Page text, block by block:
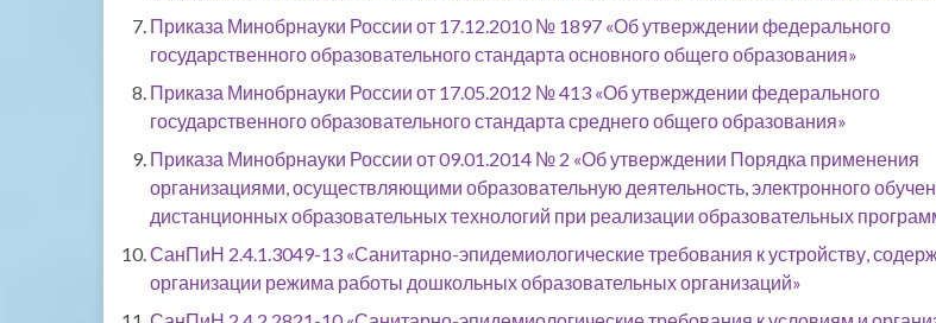
Приказа Минобрнауки России от 17.12.2010 № 1897 «Об утверждении федерального
государственного образовательного стандарта основного общего образования»
Приказа Минобрнауки России от 17.05.2012 № 413 «Об утверждении федерального
государственного образовательного стандарта среднего общего образования»
Приказа Минобрнауки России от 09.01.2014 № 2 «Об утверждении Порядка применения
организациями, осуществляющими образовательную деятельность, электронного
дистанционных образовательных технологий при реализации образовательных
СанПиН 2.4.1.3049-13 «Санитарно-эпидемиологические требования к устройству,
организации режима работы дошкольных образовательных организаций»